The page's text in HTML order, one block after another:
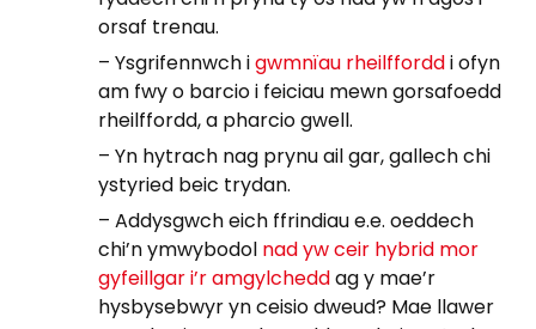
orsaf trenau.
– Ysgrifennwch igwmnïau rheilfforddi ofyn
am fwy o barcio i feiciau mewn gorsafoedd
rheilffordd, a pharcio gwell.
– Yn hytrach nag prynu ail gar, gallech chi
ystyried beic trydan.
– Addysgwch eich ffrindiau e.e. oeddech
chi’n ymwybodol nad yw ceir hybrid mor
gyfeillgar i’r amgylcheddag y mae’r
hysbysebwyr yn ceisio dweud? Mae llawer